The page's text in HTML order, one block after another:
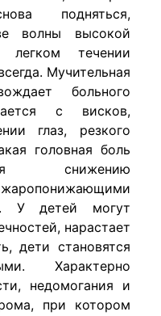
подняться,
волны высокой
течении
Мучительная
больного
с висков,
глаз, резкого
головная боль
снижению
У детей могут
нарастает
дети становятся
Характерно
недомогания и
при котором